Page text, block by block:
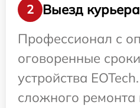
2
Выезд
Профессионал с
оговоренные
устройства
сложного